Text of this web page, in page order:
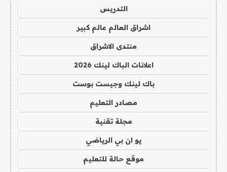
التدريس
اشراق العالم عالم كبير
منتدى الاشراق
اعلانات الباك لينك 2026
باك لينك وجيست بوست
مصادر التعليم
مجلة تقنية
يو ان بي الرياضي
موقع حالة للتعليم